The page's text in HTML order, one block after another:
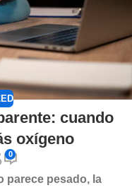
cuando
oxígeno
0
parece pesado, la